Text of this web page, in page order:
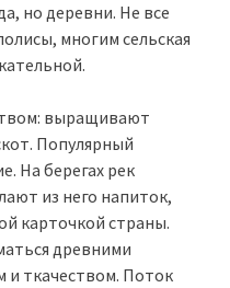
но деревни. Не все
многим сельская
выращивают
Популярный
На берегах рек
из него напиток,
карточкой страны.
древними
и ткачеством. Поток